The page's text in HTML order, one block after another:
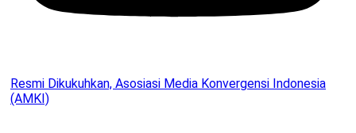
Resmi Dikukuhkan, Asosiasi Media Konvergensi Indonesia
(AMKI)